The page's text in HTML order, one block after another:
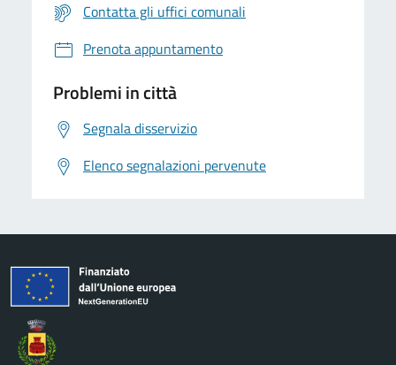
Contatta gli uffici comunali
Prenota appuntamento
Problemi in città
Segnala disservizio
Elenco segnalazioni pervenute